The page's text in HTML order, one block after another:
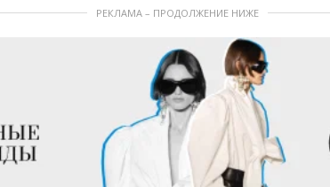
РЕКЛАМА – ПРОДОЛЖЕНИЕ НИЖЕ